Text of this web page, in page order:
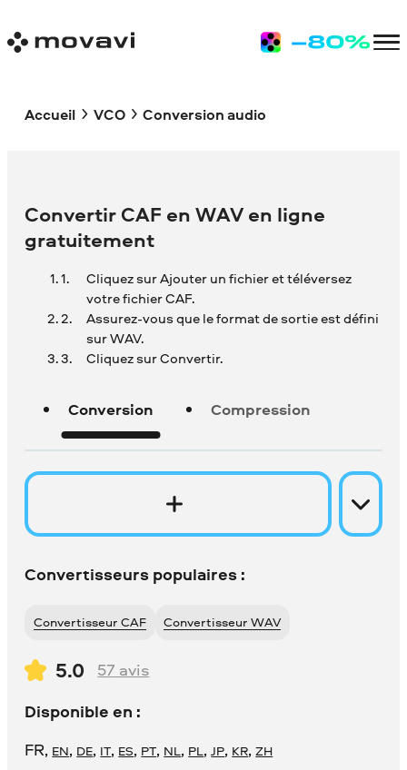
Accueil VCO Conversion audio
Convertir CAF en WAV en ligne
gratuitement
Cliquez sur Ajouter un fichier et téléversez
votre fichier CAF.
Assurez-vous que le format de sortie est défini
sur WAV.
Cliquez sur Convertir.
Conversion Compression
Convertisseurs populaires :
Convertisseur CAF Convertisseur WAV
5.0 57 avis
Disponible en :
FR, EN, DE, IT, ES, PT, NL, PL,JP, KR,ZH